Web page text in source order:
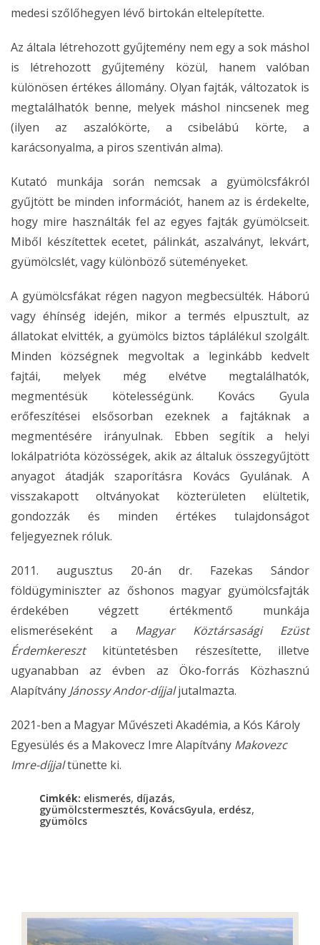
medesi szőlőhegyen lévő birtokán eltelepítette.
Az általa létrehozott gyűjtemény nem egy a sok máshol
is létrehozott gyűjtemény közül, hanem valóban
különösen értékes állomány. Olyan fajták, változatok is
megtalálhatók benne, melyek máshol nincsenek meg
(ilyen az aszalókörte, a csibelábú körte, a
karácsonyalma, a piros szentiván alma).
Kutató munkája során nemcsak a gyümölcsfákról
gyűjtött be minden információt, hanem az is érdekelte,
hogy mire használták fel az egyes fajták gyümölcseit.
Miből készítettek ecetet, pálinkát, aszalványt, lekvárt,
gyümölcslét, vagy különböző süteményeket.
A gyümölcsfákat régen nagyon megbecsülték. Háború
vagy éhínség idején, mikor a termés elpusztult, az
állatokat elvitték, a gyümölcs biztos táplálékul szolgált.
Minden községnek megvoltak a leginkább kedvelt
fajtái, melyek még elvétve megtalálhatók,
megmentésük kötelességünk. Kovács Gyula
erőfeszítései elsősorban ezeknek a fajtáknak a
megmentésére irányulnak. Ebben segítik a helyi
lokálpatrióta közösségek, akik az általuk összegyűjtött
anyagot átadják szaporításra Kovács Gyulának. A
visszakapott oltványokat közterületen elültetik,
gondozzák és minden értékes tulajdonságot
feljegyeznek róluk.
2011. augusztus 20-án dr. Fazekas Sándor
földügyminiszter az őshonos magyar gyümölcsfajták
érdekében végzett értékmentő munkája
elismeréseként a Magyar Köztársasági Ezüst
Érdemkeresztkitüntetésben részesítette, illetve
ugyanabban az évben az Öko-forrás Közhasznú
Alapítvány Jánossy Andor-díjjaljutalmazta.
2021-ben a Magyar Művészeti Akadémia, a Kós Károly
Egyesülés és a Makovecz Imre Alapítvány Makovezc
Imre-díjjaltünette ki.
Cimkék: elismerés, díjazás,
gyümölcstermesztés, KovácsGyula, erdész,
gyümölcs